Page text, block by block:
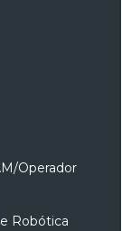
Operador
Robótica